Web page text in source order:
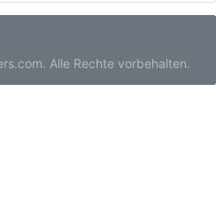
Alle Rechte vorbehalten.